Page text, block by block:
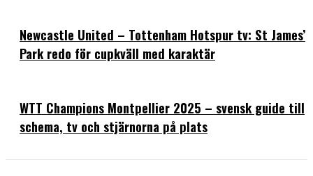
Newcastle United – Tottenham Hotspur tv: St James’
Park redo för cupkväll med karaktär
WTT Champions Montpellier 2025 – svensk guide till
schema, tv och stjärnorna på plats